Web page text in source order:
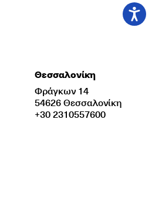
Θεσσαλονίκη
Φράγκων 14
54626 Θεσσαλονίκη
+30 2310557600